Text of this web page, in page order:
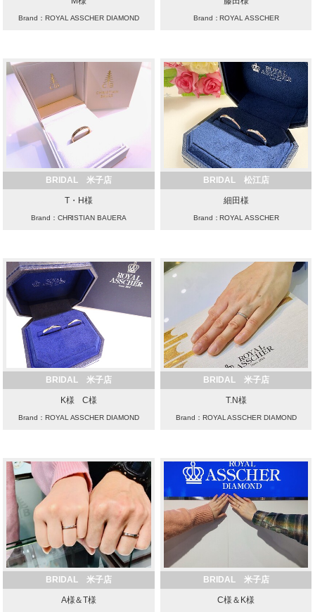
Brand：ROYAL ASSCHER DIAMOND Brand：ROYAL ASSCHER
BRIDAL 米子店
T・H様
Brand：CHRISTIAN BAUERA
BRIDAL 松江店
細田様
Brand：ROYAL ASSCHER
BRIDAL 米子店
K様 C様
Brand：ROYAL ASSCHER DIAMOND
BRIDAL 米子店
T.N様
Brand：ROYAL ASSCHER DIAMOND
BRIDAL 米子店
A様＆T様
BRIDAL 米子店
C様＆K様